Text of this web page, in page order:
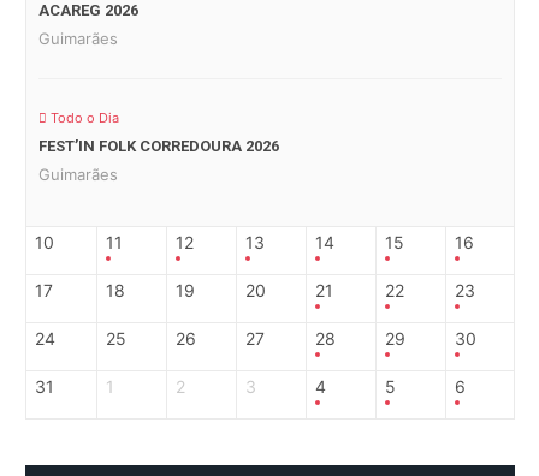
ACAREG 2026
Guimarães
Todo o Dia
FEST’IN FOLK CORREDOURA 2026
Guimarães
10 11 12 13 14 15 16
17 18 19 20 21 22 23
24 25 26 27 28 29 30
31 1 2 3 4 5 6